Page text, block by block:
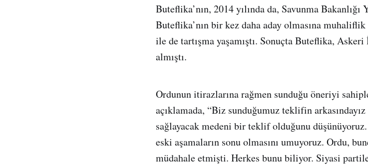
Buteflika’nın, 2014 yılında da, Savunma
Buteflika’nın bir kez daha aday olmasına
ile de tartışma yaşamıştı. Sonuçta Buteflika, Askeri
almıştı.
Ordunun itirazlarına rağmen sunduğu öneriyi
açıklamada, “Biz sunduğumuz teklifin
sağlayacak medeni bir teklif olduğunu
eski aşamaların sonu olmasını umuyoruz. Ordu,
müdahale etmişti. Herkes bunu biliyor. Siyasi